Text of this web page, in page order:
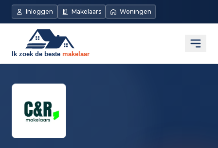
Direct naar de inhoud
Inloggen Makelaars Woningen